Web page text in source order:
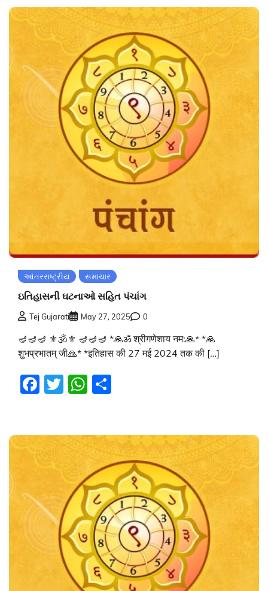
આંતરરાષ્ટ્રીય સમાચાર
ઇતિહાસની ઘટનાઓ સહિત પંચાંગ
Tej Gujarati May 27, 2025 0
🪔🪔🪔 ⚜🕉⚜ 🪔🪔🪔 *🙏ॐ श्रीगणेशाय नम:🙏* *🙏
शुभप्रभातम् जी🙏* *इतिहास की 27 मई 2024 तक की […]
Facebook
TwitterWhatsApp